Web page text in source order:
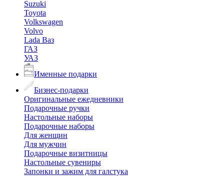
Suzuki
Toyota
Volkswagen
Volvo
Lada Ваз
ГАЗ
УАЗ
Именные подарки
Бизнес-подарки
Оригинальные ежедневники
Подарочные ручки
Настольные наборы
Подарочные наборы
Для женщин
Для мужчин
Подарочные визитницы
Настольные сувениры
Запонки и зажим для галстука